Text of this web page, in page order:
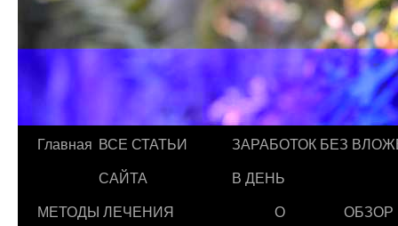
Главная ВСЕ СТАТЬИ
САЙТА
ЗАРАБОТОК БЕЗ
В ДЕНЬ
МЕТОДЫ ЛЕЧЕНИЯ
О
ОБЗОР